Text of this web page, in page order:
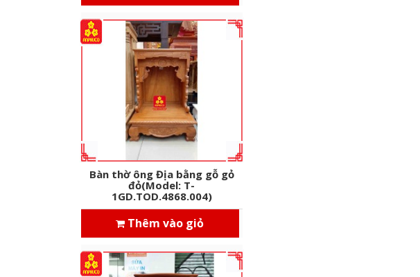
Bàn thờ ông Địa bằng gỗ gỏ
đỏ(Model: T-
1GD.TOD.4868.004)
Thêm vào giỏ